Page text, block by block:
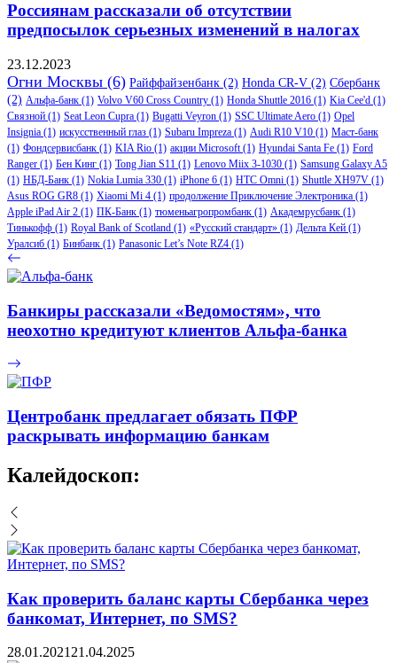
Россиянам рассказали об отсутствии
предпосылок серьезных изменений в налогах
23.12.2023
Огни Москвы (6) Райффайзенбанк (2) Honda CR-V (2) Сбербанк
(2) Альфа-банк (1) Volvo V60 Cross Country (1) Honda Shuttle 2016 (1) Kia Cee'd (1)
Связной (1) Seat Leon Cupra (1) Bugatti Veyron (1) SSC Ultimate Aero (1) Opel
Insignia (1) искусственный глаз (1) Subaru Impreza (1) Audi R10 V10 (1) Маст-банк
(1) Фондсервисбанк (1) KIA Rio (1) акции Microsoft(1) Hyundai Santa Fe (1) Ford
Ranger (1) Бен Кинг (1) Tong Jian S11 (1) Lenovo Miix 3-1030 (1) Samsung Galaxy A5
(1) НБД-Банк (1) Nokia Lumia 330 (1) iPhone 6 (1) HTC Omni (1) Shuttle XH97V (1)
Asus ROG GR8 (1) Xiaomi Mi 4 (1) продолжение Приключение Электроника (1)
Apple iPad Air 2 (1) ПК-Банк (1) тюменьагропромбанк (1) Академрусбанк (1)
Тинькофф (1) Royal Bank of Scotland (1) «Русский стандарт» (1) Дельта Кей (1)
Уралсиб (1) Бинбанк (1) Panasonic Let’s Note RZ4 (1)
Банкиры рассказали «Ведомостям», что
неохотно кредитуют клиентов Альфа-банка
Центробанк предлагает обязать ПФР
раскрывать информацию банкам
Калейдоскоп:
Как проверить баланс карты Сбербанка через
банкомат, Интернет, по SMS?
28.01.2021 21.04.2025